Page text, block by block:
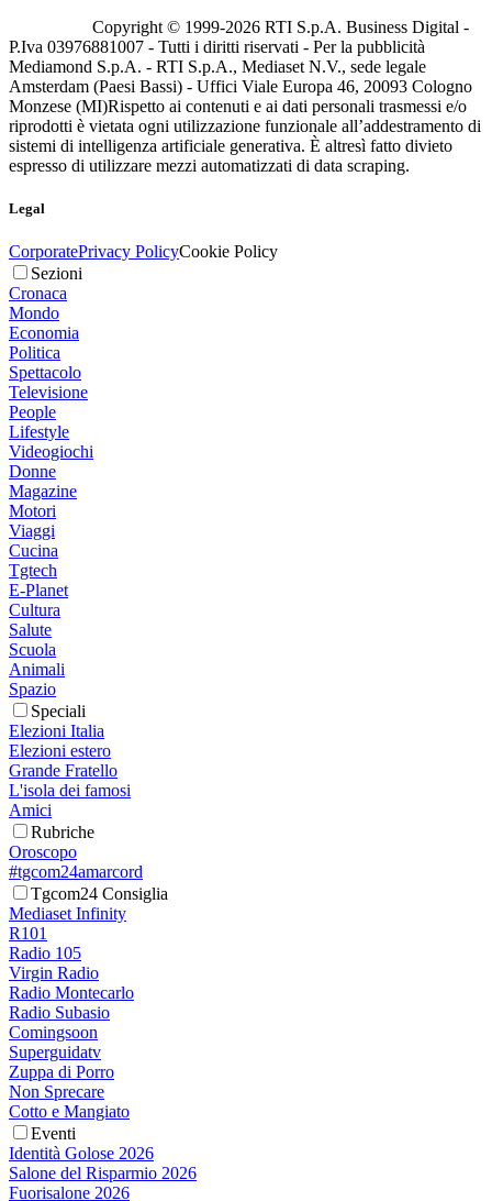
Copyright © 1999-2026 RTI S.p.A. Business Digital -
P.Iva 03976881007 - Tutti i diritti riservati - Per la pubblicità
Mediamond S.p.A. - RTI S.p.A., Mediaset N.V., sede legale
Amsterdam (Paesi Bassi) - Uffici Viale Europa 46, 20093 Cologno
Monzese (MI)Rispetto ai contenuti e ai dati personali trasmessi e/o
riprodotti è vietata ogni utilizzazione funzionale all’addestramento di
sistemi di intelligenza artificiale generativa. È altresì fatto divieto
espresso di utilizzare mezzi automatizzati di data scraping.
Legal
CorporatePrivacy PolicyCookie Policy
Sezioni
Cronaca
Mondo
Economia
Politica
Spettacolo
Televisione
People
Lifestyle
Videogiochi
Donne
Magazine
Motori
Viaggi
Cucina
Tgtech
E-Planet
Cultura
Salute
Scuola
Animali
Spazio
Speciali
Elezioni Italia
Elezioni estero
Grande Fratello
L'isola dei famosi
Amici
Rubriche
Oroscopo
#tgcom24amarcord
Tgcom24 Consiglia
Mediaset Infinity
R101
Radio 105
Virgin Radio
Radio Montecarlo
Radio Subasio
Comingsoon
Superguidatv
Zuppa di Porro
Non Sprecare
Cotto e Mangiato
Eventi
Identità Golose 2026
Salone del Risparmio 2026
Fuorisalone 2026